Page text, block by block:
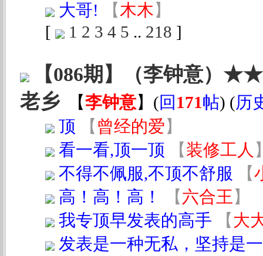
大哥!
【木木】
[
1 2 3 4 5 .. 218 ]
【086期】（李钟意
老乡
【李钟意】 (回 171帖) (历
顶
【 曾经的爱】
看一看,顶一顶
【装修工人
不得不佩服,不顶不舒服
【
高！高！高！
【六合王 】
我专顶早发表的高手
【 大
发表是一种无私，坚持是